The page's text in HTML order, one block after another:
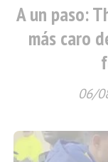
A un paso:
más caro
06/